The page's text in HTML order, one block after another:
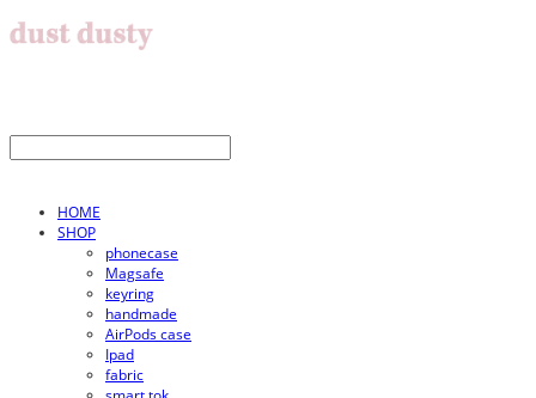
HOME
SHOP
phonecase
Magsafe
keyring
handmade
AirPods case
Ipad
fabric